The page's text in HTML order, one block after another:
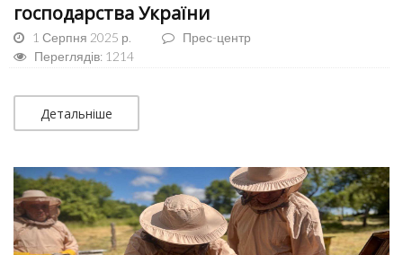
господарства України
1 Серпня 2025 р.
Прес-центр
Переглядів: 1214
Детальніше